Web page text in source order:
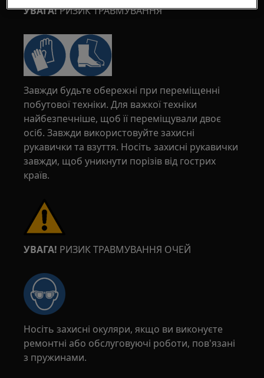
УВАГА!РИЗИК ТРАВМУВАННЯ
Завжди будьте обережні при переміщенні
побутової техніки. Для важкої техніки
найбезпечніше, щоб її переміщували двоє
осіб. Завжди використовуйте захисні
рукавички та взуття. Носіть захисні рукавички
завжди, щоб уникнути порізів від гострих
країв.
УВАГА! РИЗИК ТРАВМУВАННЯ ОЧЕЙ
Носіть захисні окуляри, якщо ви виконуєте
ремонтні або обслуговуючі роботи, пов'язані
з пружинами.